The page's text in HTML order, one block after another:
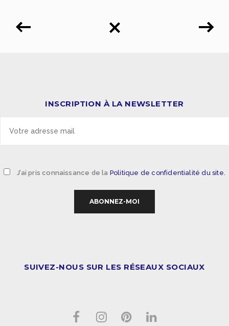
INSCRIPTION À LA NEWSLETTER
J’ai pris connaissance de la Politique de confidentialité du site.
SUIVEZ-NOUS SUR LES RÉSEAUX SOCIAUX